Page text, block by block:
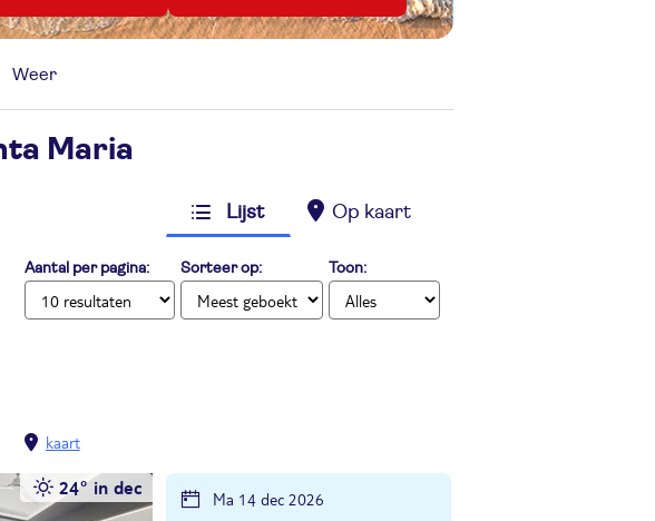
Weer
Maria
Lijst Op kaart
Aantal per pagina: Sorteer op: Toon:
kaart
24° in dec
Ma 14 dec 2026